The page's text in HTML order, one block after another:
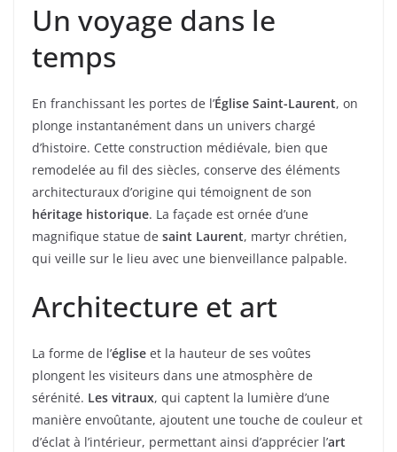
Un voyage dans le
temps
En franchissant les portes de l’Église Saint-Laurent, on
plonge instantanément dans un univers chargé
d’histoire. Cette construction médiévale, bien que
remodelée au fil des siècles, conserve des éléments
architecturaux d’origine qui témoignent de son
héritage historique. La façade est ornée d’une
magnifique statue de saint Laurent, martyr chrétien,
qui veille sur le lieu avec une bienveillance palpable.
Architecture et art
La forme de l’église et la hauteur de ses voûtes
plongent les visiteurs dans une atmosphère de
sérénité. Les vitraux, qui captent la lumière d’une
manière envoûtante, ajoutent une touche de couleur et
d’éclat à l’intérieur, permettant ainsi d’apprécier l’art